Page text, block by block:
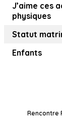
J’aime ces
physiques
Statut
Enfants
Rencontre